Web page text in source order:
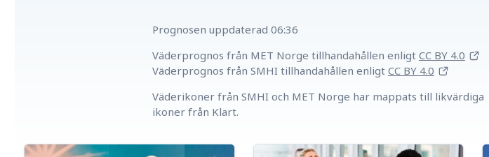
Prognosen uppdaterad 06:36
Väderprognos från MET Norge tillhandahållen enligt CC BY 4.0
Väderprognos från SMHI tillhandahållen enligt CC BY 4.0
Väderikoner från SMHI och MET Norge har mappats till likvärdiga
ikoner från Klart.